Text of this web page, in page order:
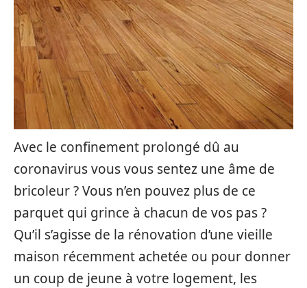
Avec le confinement prolongé dû au
coronavirus vous vous sentez une âme de
bricoleur ? Vous n’en pouvez plus de ce
parquet qui grince à chacun de vos pas ?
Qu’il s’agisse de la rénovation d’une vieille
maison récemment achetée ou pour donner
un coup de jeune à votre logement, les